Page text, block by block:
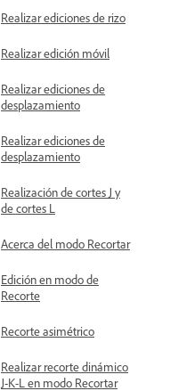
Realizar ediciones de rizo
Realizar edición móvil
Realizar ediciones de
desplazamiento
Realizar ediciones de
desplazamiento
Realización de cortes J y
de cortes L
Acerca del modo Recortar
Edición en modo de
Recorte
Recorte asimétrico
Realizar recorte dinámico
J-K-L en modo Recortar